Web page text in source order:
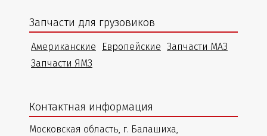
Запчасти для грузовиков
Американские Европейские Запчасти МАЗ
Запчасти ЯМЗ
Контактная информация
Московская область, г. Балашиха,